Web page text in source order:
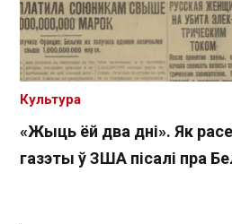
«Жыць ёй два дні». Як
газэты ў ЗША пісалі пра
Культура